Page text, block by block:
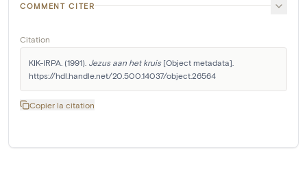
COMMENT CITER
Citation
KIK-IRPA. (1991). Jezus aan het kruis [Object metadata].
https://hdl.handle.net/20.500.14037/object.26564
Copier la citation